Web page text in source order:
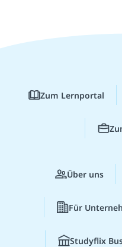
Zum Lernportal
Über uns
Für
Studyflix